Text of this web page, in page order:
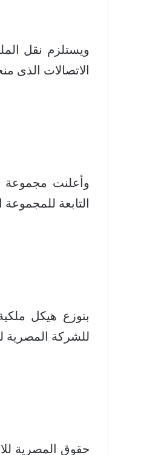
ويستلزم نقل
الاتصالات الذى
التابعة للمجموعة
للشركة المصرية للاتصالات
حقوق المصرية